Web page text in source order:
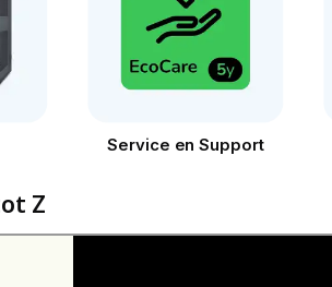
Service en Support
Z